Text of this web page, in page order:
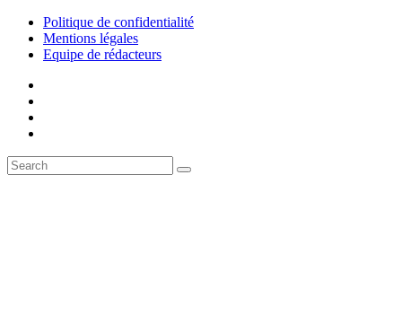
Politique de confidentialité
Mentions légales
Equipe de rédacteurs